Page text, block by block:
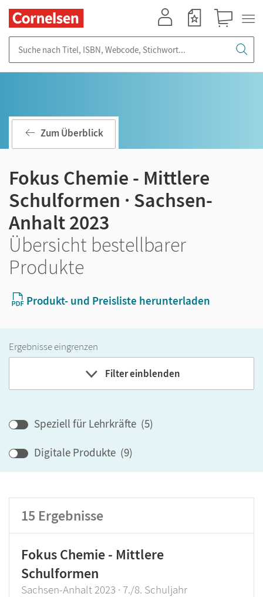
Zum Überblick
Fokus Chemie - Mittlere
Schulformen · Sachsen-
Anhalt 2023
Übersicht bestellbarer
Produkte
Produkt- und Preisliste herunterladen
Ergebnisse eingrenzen
Filter einblenden
Klassenstufe
Speziell für Lehrkräfte (5)
Digitale Produkte (9)
15 Ergebnisse
Fokus Chemie - Mittlere
Schulformen
Sachsen-Anhalt 2023 · 7./8. Schuljahr